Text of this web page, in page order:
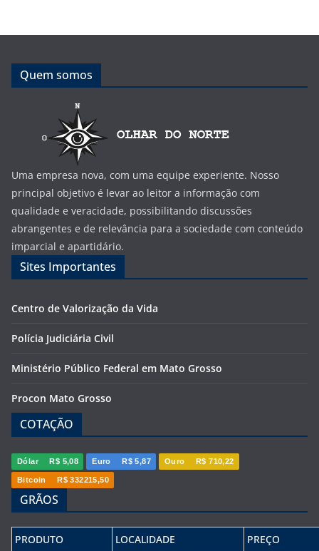
Quem somos
Uma empresa nova, com uma equipe experiente. Nosso
principal objetivo é levar ao leitor a informação com
qualidade e veracidade, possibilitando discussões
abrangentes e de relevância para a sociedade com conteúdo
imparcial e apartidário.
Sites Importantes
Centro de Valorização da Vida
Polícia Judiciária Civil
Ministério Público Federal em Mato Grosso
Procon Mato Grosso
COTAÇÃO
Dólar R$ 5,08 Euro R$ 5,87 Ouro R$ 710,22
Bitcoin R$ 332215,50
GRÃOS
PRODUTO LOCALIDADE
PREÇO